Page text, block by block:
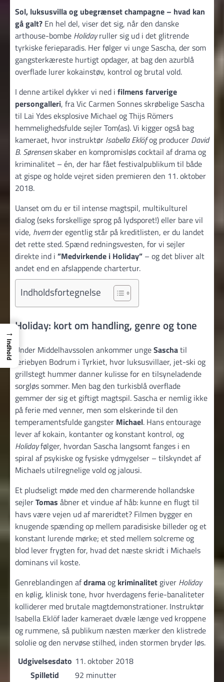
Sol, luksusvilla og ubegrænset champagne – hvad kan
gå galt? En hel del, viser det sig, når den danske
arthouse-bombe Holidayruller sig ud i det glitrende
tyrkiske ferieparadis. Her følger vi unge Sascha, der som
gangsterkæreste hurtigt opdager, at bag den azurblå
overflade lurer kokainstøv, kontrol og brutal vold.
I denne artikel dykker vi ned i filmens farverige
persongalleri, fra Vic Carmen Sonnes skrøbelige Sascha
til Lai Ydes eksplosive Michael og Thijs Römers
hemmelighedsfulde sejler Tom(as). Vi kigger også bag
kameraet, hvor instruktør Isabella Eklöfog producer David
B. Sørensenskaber en kompromisløs cocktail af drama og
kriminalitet – én, der har fået festival­publikum til både
at gispe og holde vejret siden premieren den 11. oktober
2018.
Uanset om du er til intense magtspil, multikulturel
dialog (seks forskellige sprog på lydsporet!) eller bare vil
vide, hvemder egentlig står på kreditlisten, er du landet
det rette sted. Spænd redningsvesten, for vi sejler
direkte ind i ”Medvirkende i Holiday” – og det bliver alt
andet end en afslappende chartertur.
Indholdsfortegnelse
Holiday: kort om handling, genre og tone
Under Middelhavssolen ankommer ungeSaschatil
feriebyen Bodrum i Tyrkiet, hvor luksusvillaer, jet-ski og
grillstegt hummer danner kulisse for en tilsyneladende
sorgløs sommer. Men bag den turkisblå overflade
gemmer der sig et giftigt magtspil. Sascha er nemlig ikke
på ferie med venner, men som elskerinde til den
temperamentsfulde gangster Michael. Hans entourage
lever af kokain, kontanter og konstant kontrol, og
Holidayfølger, hvordan Sascha langsomt fanges i en
spiral af psykiske og fysiske ydmygelser – tilskyndet af
Michaels utilregnelige vold og jalousi.
Et pludseligt møde med den charmerende hollandske
sejlerTomas åbner et vindue af håb: kunne en flugt til
havs være vejen ud af mareridtet? Filmen bygger en
knugende spænding op mellem paradisiske billeder og et
konstant lurende mørke; et sted mellem solcreme og
blod lever frygten for, hvad det næste skridt i Michaels
dominans vil koste.
Genreblandingen afdramaog kriminalitet giver Holiday
en kølig, klinisk tone, hvor hverdagens ferie-banaliteter
kolliderer med brutale magtdemonstrationer. Instruktør
Isabella Eklöf lader kameraet dvæle længe ved kroppene
og rummene, så publikum næsten mærker den klistrede
sololie og den nervøse stilhed, inden stormen bryder løs.
Udgivelsesdato 11. oktober 2018
Spilletid
92 minutter
→
Indhold